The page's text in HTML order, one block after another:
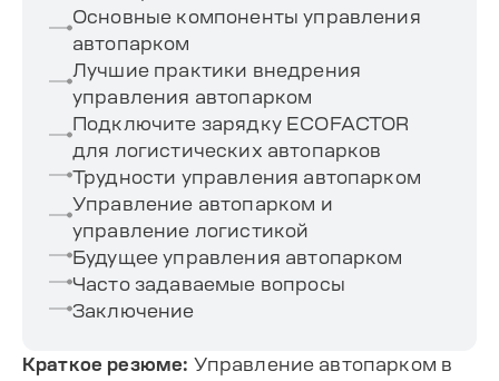
Основные компоненты управления
автопарком
Лучшие практики внедрения
управления автопарком
Подключите зарядку ECOFACTOR
для логистических автопарков
Трудности управления автопарком
Управление автопарком и
управление логистикой
Будущее управления автопарком
Часто задаваемые вопросы
Заключение
Краткое резюме: Управление автопарком в